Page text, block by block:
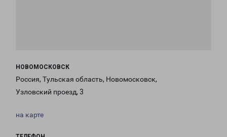
НОВОМОСКОВСК
Россия, Тульская область, Новомосковск,
Узловский проезд, 3
на карте